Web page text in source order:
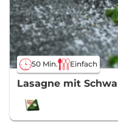
50 Min. Einfach
Lasagne mit